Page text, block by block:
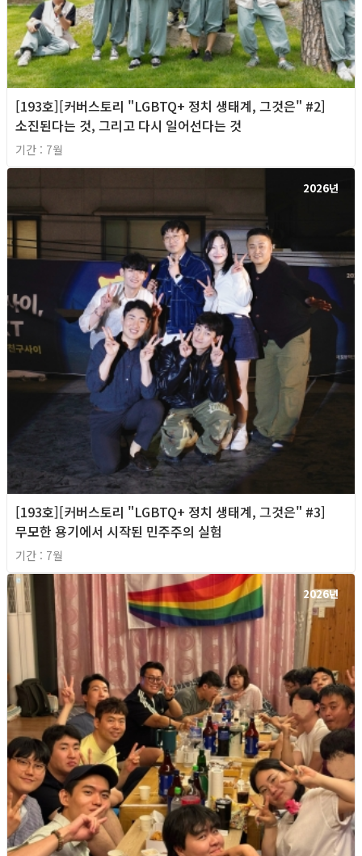
[193호][커버스토리 "LGBTQ+ 정치 생태계, 그것은" #2]
소진된다는 것, 그리고 다시 일어선다는 것
기간 : 7월
2026년
[193호][커버스토리 "LGBTQ+ 정치 생태계, 그것은" #3]
무모한 용기에서 시작된 민주주의 실험
기간 : 7월
2026년